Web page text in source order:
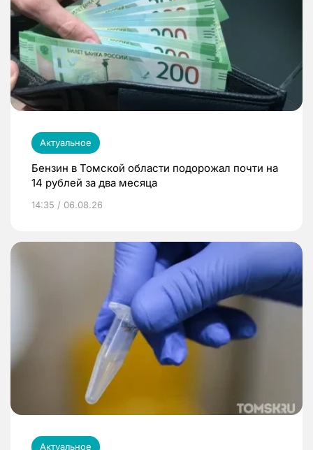
Актуальное
Бензин в Томской области подорожал почти на
14 рублей за два месяца
14:35 / 06.08.26
Актуальное